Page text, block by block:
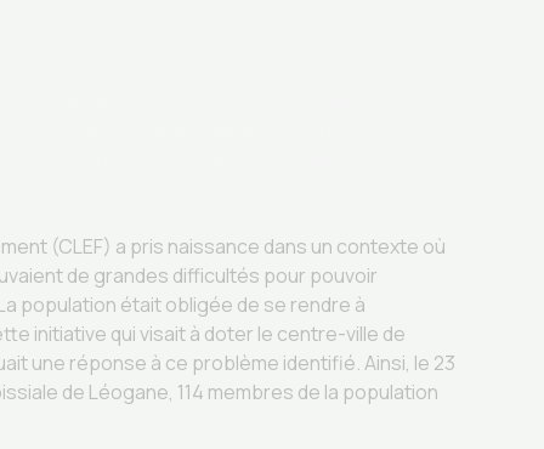
(CLEF) a pris naissance dans un contexte où
de grandes difficultés pour pouvoir
population était obligée de se rendre à
initiative qui visait à doter le centre-ville de
une réponse à ce problème identifié. Ainsi, le 23
de Léogane, 114 membres de la population